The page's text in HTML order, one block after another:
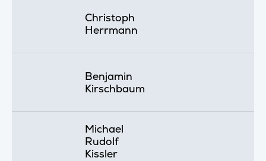
Christoph
Herrmann
Benjamin
Kirschbaum
Michael
Rudolf
Kissler